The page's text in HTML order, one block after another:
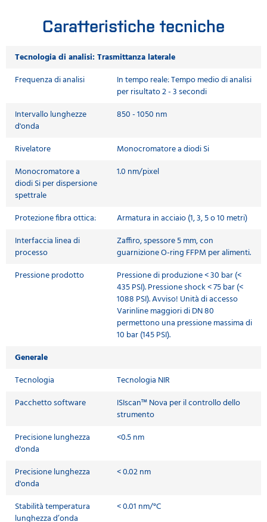
Caratteristiche tecniche
Tecnologia di analisi: Trasmittanza laterale
Frequenza di analisi
In tempo reale: Tempo medio di analisi
per risultato 2 - 3 secondi
Intervallo lunghezze
d'onda
850 - 1050 nm
Rivelatore
Monocromatore a diodi Si
Monocromatore a
diodi Si per dispersione
spettrale
1.0 nm/pixel
Protezione fibra ottica:
Armatura in acciaio (1, 3, 5 o 10 metri)
Interfaccia linea di
processo
Zaffiro, spessore 5 mm, con
guarnizione O-ring FFPM per alimenti.
Pressione prodotto
Pressione di produzione < 30 bar (<
435 PSI). Pressione shock < 75 bar (<
1088 PSI). Avviso! Unità di accesso
Varinline maggiori di DN 80
permettono una pressione massima di
10 bar (145 PSI).
Generale
Tecnologia
Tecnologia NIR
Pacchetto software
ISIscan™ Nova per il controllo dello
strumento
Precisione lunghezza
d'onda
<0.5 nm
Precisione lunghezza
d'onda
< 0.02 nm
Stabilità temperatura
lunghezza d’onda
< 0.01 nm/°C